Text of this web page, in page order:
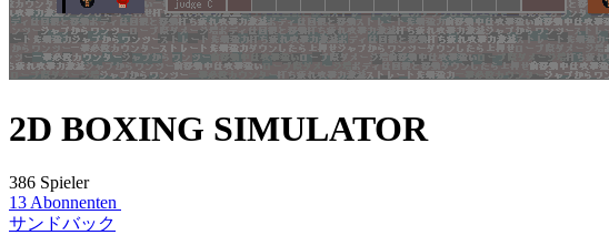
2D BOXING SIMULATOR
386 Spieler
13 Abonnenten
サンドバック